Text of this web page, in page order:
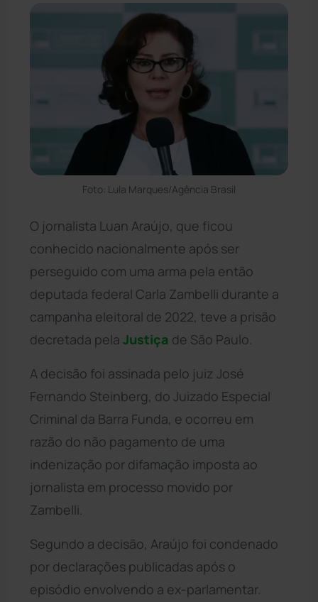
Foto: Lula Marques/Agência Brasil
O jornalista Luan Araújo, que ficou
conhecido nacionalmente após ser
perseguido com uma arma pela então
deputada federal Carla Zambelli durante a
campanha eleitoral de 2022, teve a prisão
decretada pela Justiça de São Paulo.
A decisão foi assinada pelo juiz José
Fernando Steinberg, do Juizado Especial
Criminal da Barra Funda, e ocorreu em
razão do não pagamento de uma
indenização por difamação imposta ao
jornalista em processo movido por
Zambelli.
Segundo a decisão, Araújo foi condenado
por declarações publicadas após o
episódio envolvendo a ex-parlamentar.